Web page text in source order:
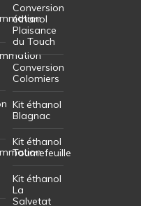
Conversion
éthanol
Plaisance
du Touch
Conversion
Colomiers
Kit éthanol
Blagnac
Kit éthanol
Tournefeuille
Kit éthanol
La
Salvetat